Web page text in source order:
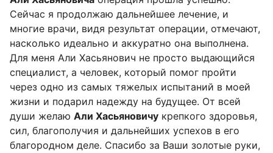
Сейчас я продолжаю дальнейшее лечение, и
многие врачи, видя результат операции, отмечают,
насколько идеально и аккуратно она выполнена.
Для меня Али Хасьянович не просто выдающийся
специалист, а человек, который помог пройти
через одно из самых тяжелых испытаний в моей
жизни и подарил надежду на будущее. От всей
души желаю Али Хасьяновичу крепкого здоровья,
сил, благополучия и дальнейших успехов в его
благородном деле. Спасибо за Ваши золотые руки,